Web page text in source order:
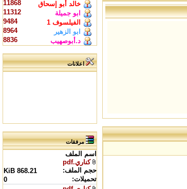
خالد أبو إسحاق
11868
ابو جميلة
11312
الفيلسوف 1
9484
ابو الزهير
8964
د.أبوصهيب
8836
اعلانات
مرفقات
اسم الملف
كناري.pdf
حجم الملف:
868.21 KiB
تحميلات:
0